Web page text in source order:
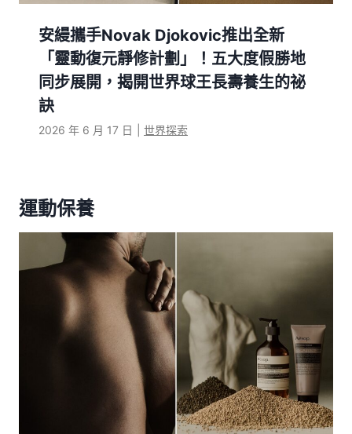
安縵攜手Novak Djokovic推出全新
「靈動復元靜修計劃」！五大度假勝地
同步展開，揭開世界球王長壽養生的祕
訣
2026 年 6 月 17 日 世界探索
運動保養